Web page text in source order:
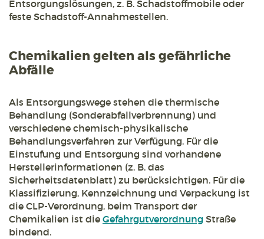
Entsorgungslösungen, z. B. Schadstoffmobile oder
feste Schadstoff-Annahmestellen.
Chemikalien gelten als gefährliche
Abfälle
Als Entsorgungswege stehen die thermische
Behandlung (Sonderabfallverbrennung) und
verschiedene chemisch-physikalische
Behandlungsverfahren zur Verfügung. Für die
Einstufung und Entsorgung sind vorhandene
Herstellerinformationen (z. B. das
Sicherheitsdatenblatt) zu berücksichtigen. Für die
Klassifizierung, Kennzeichnung und Verpackung ist
die CLP-Verordnung, beim Transport der
Chemikalien ist die Gefahrgutverordnung Straße
bindend.